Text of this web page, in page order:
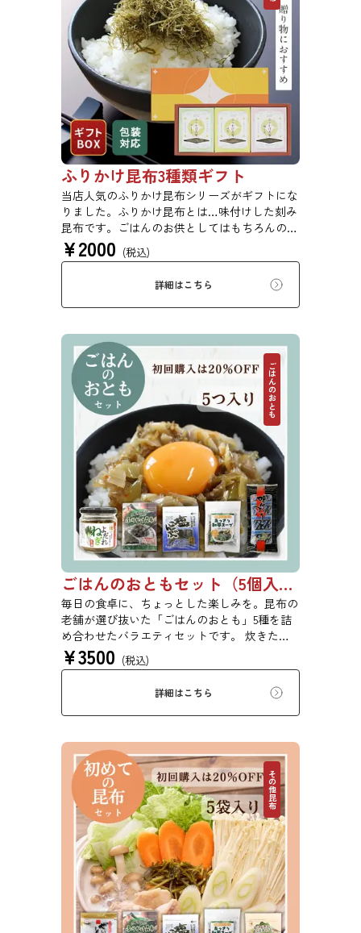
ふりかけ昆布3種類ギフト
当店人気のふりかけ昆布シリーズがギフトにな
りました。ふりかけ昆布とは…味付けした刻み
昆布です。ごはんのお供としてはもちろんのこ
と、冷奴や卵焼きなど、様々なお料理にかけた
り入れたりして手軽に使用できます。
¥2000 (税込)
詳細はこちら
ごはんのおとも
ごはんのおともセット（5個入り）【初回購入は20％OFF】
毎日の食卓に、ちょっとした楽しみを。昆布の
老舗が選び抜いた「ごはんのおとも」5種を詰
め合わせたバラエティセットです。 炊きたて
ごはんにのせるだけ、お弁当に添えるだけで、
手軽に美味しさが広がります。ご自宅用にはも
ちろん、ちょっとした贈り物にもおすすめで
す。 ※本商品はギフト仕様の化粧箱ではな
く、簡易ダンボール梱包でのお届けとなりま
ください。 【初回購入20％OFFクーポンコー
ド：08WJ6F0SSYPZ】
¥3500 (税込)
詳細はこちら
その他昆布